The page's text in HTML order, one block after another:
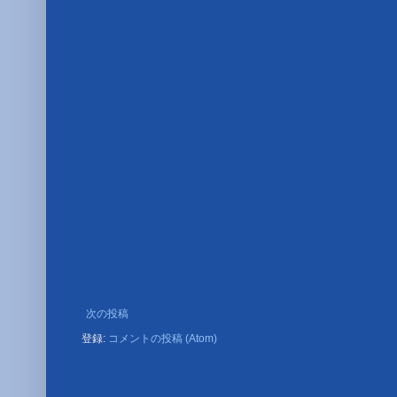
次の投稿
登録: コメントの投稿 (Atom)